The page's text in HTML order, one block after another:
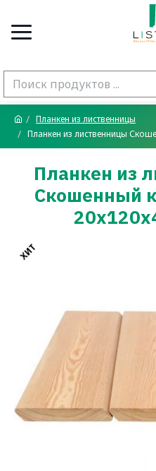
Планкен из лиственницы
Планкен из лиственницы
Планкен из
Скошенный
ХИТ